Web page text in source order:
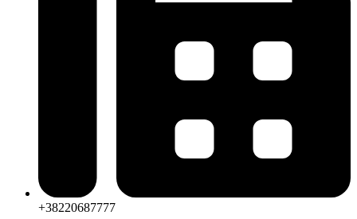
+38220687777